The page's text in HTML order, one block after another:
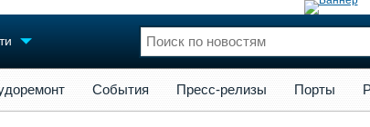
Конференции
Флот
События Пресс-релизы Порты